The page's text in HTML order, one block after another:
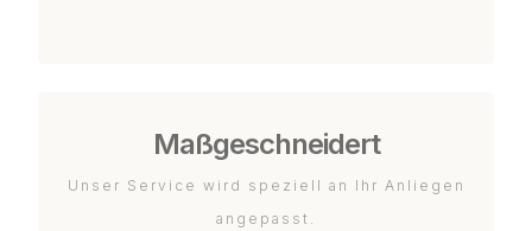
Maßgeschneidert
Unser Service wird speziell an Ihr Anliegen
angepasst.